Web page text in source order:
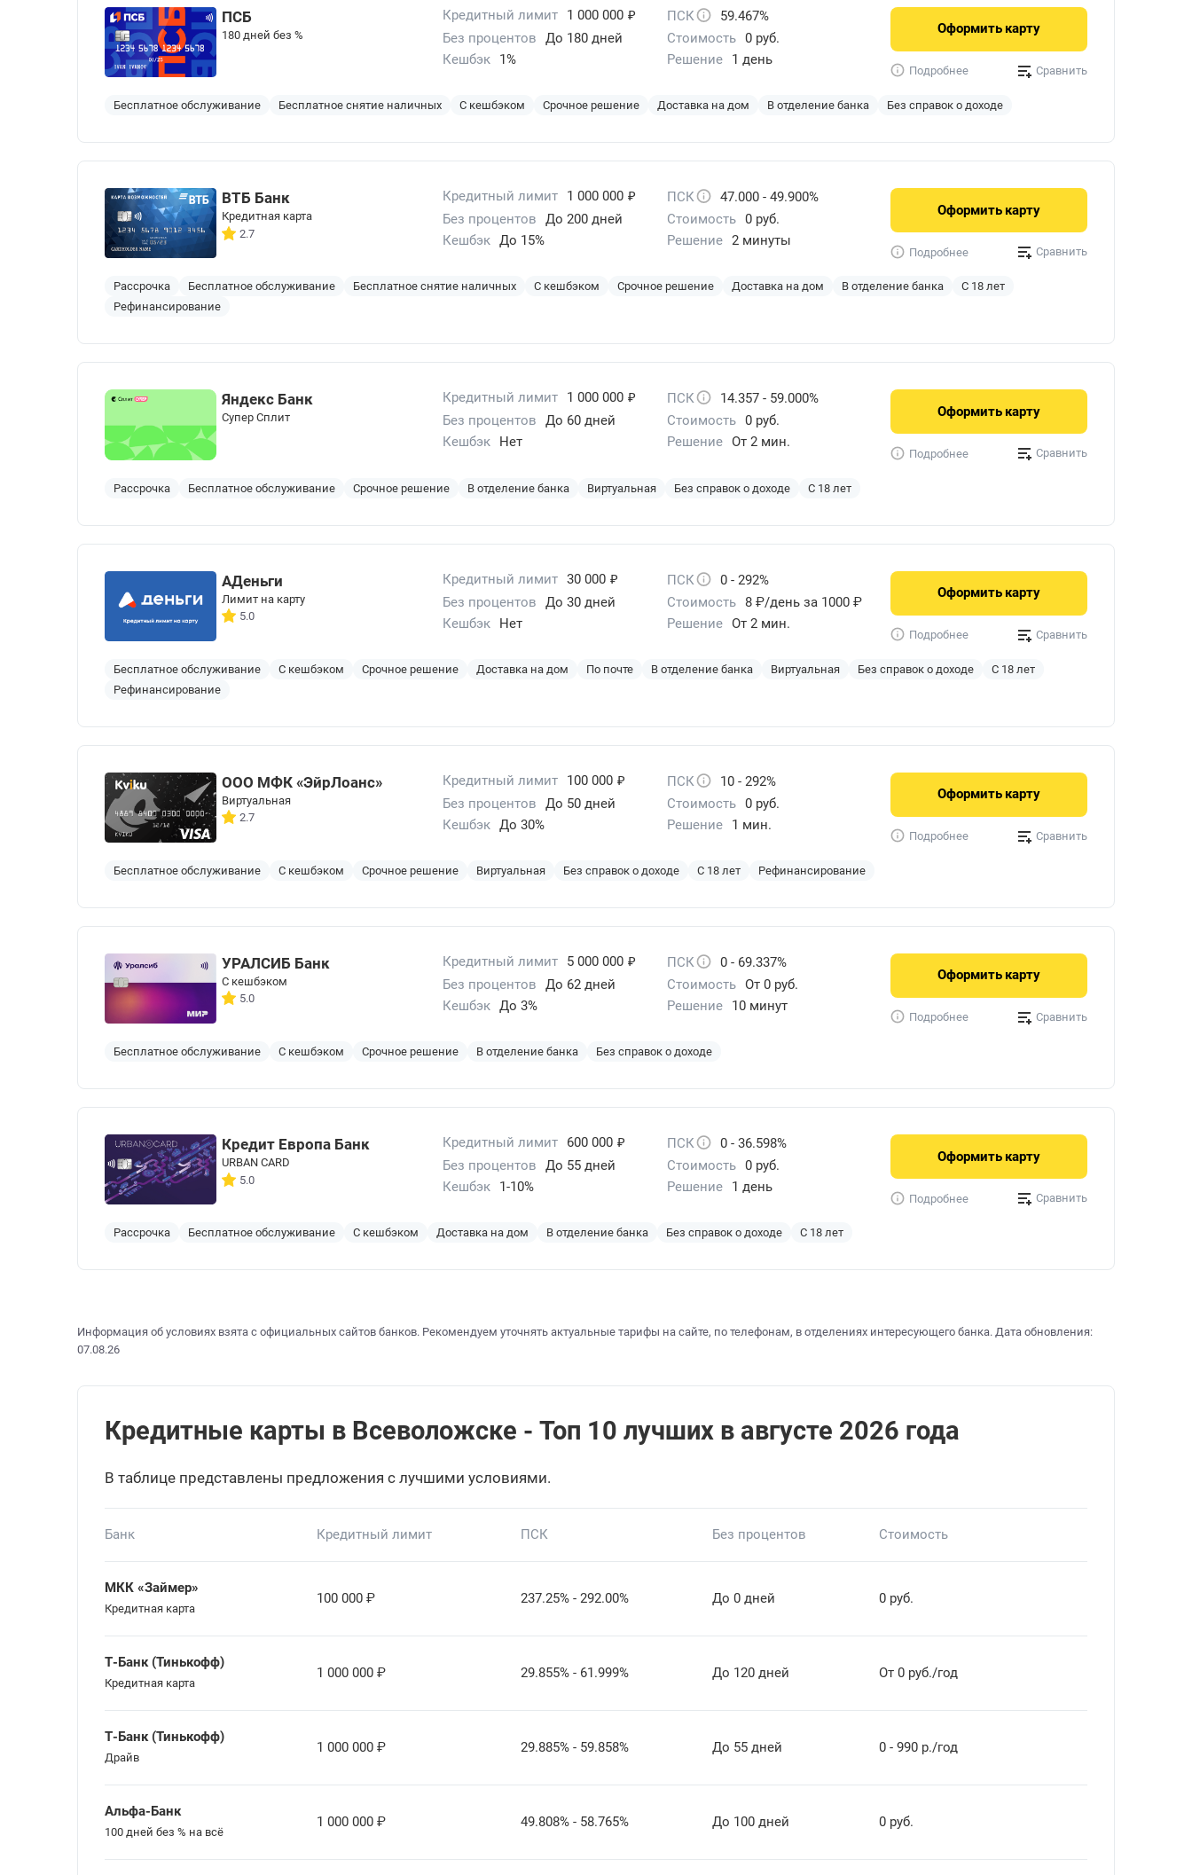
ПСБ
180 дней без %
Кредитный лимит 1 000 000 ₽ ПСК
59.467%
Без процентов
До 180 дней Стоимость 0 руб.
Кешбэк
1% Решение 1 день
Бесплатное обслуживание Бесплатное снятие наличных С кешбэком Срочное решение Доставка на дом В отделение банка Без справок о доходе
Оформить карту
Подробнее Сравнить
ВТБ Банк
Кредитная карта
2.7
Кредитный лимит 1 000 000 ₽ ПСК
47.000 - 49.900%
Без процентов
До 200 дней Стоимость 0 руб.
Кешбэк До 15% Решение 2 минуты
Рассрочка Бесплатное обслуживание Бесплатное снятие наличных С кешбэком Срочное решение Доставка на дом В отделение банка
С 18 лет
Рефинансирование
Оформить карту
Подробнее Сравнить
Яндекс Банк
Cупер Сплит
Кредитный лимит 1 000 000 ₽ ПСК
14.357 - 59.000%
Без процентов
До 60 дней Стоимость 0 руб.
Кешбэк
Нет Решение От 2 мин.
Рассрочка Бесплатное обслуживание Срочное решение В отделение банка Виртуальная Без справок о доходе С 18 лет
Оформить карту
Подробнее Сравнить
АДеньги
Лимит на карту
5.0
Кредитный лимит 30 000 ₽ ПСК
0 - 292%
Без процентов
До 30 дней Стоимость
8 ₽/день за 1000 ₽
Кешбэк
Нет Решение От 2 мин.
Бесплатное обслуживание С кешбэком Срочное решение Доставка на дом По почте В отделение банка Виртуальная Без справок о доходе
С 18 лет
Рефинансирование
Оформить карту
Подробнее Сравнить
ООО МФК «ЭйрЛоанс»
Виртуальная
2.7
Кредитный лимит 100 000 ₽ ПСК
10 - 292%
Без процентов
До 50 дней Стоимость 0 руб.
Кешбэк До 30% Решение 1 мин.
Бесплатное обслуживание С кешбэком Срочное решение Виртуальная Без справок о доходе С 18 лет Рефинансирование
Оформить карту
Подробнее Сравнить
УРАЛСИБ Банк
С кешбэком
5.0
Кредитный лимит 5 000 000 ₽ ПСК
0 - 69.337%
Без процентов
До 62 дней Стоимость От 0 руб.
Кешбэк До 3% Решение 10 минут
Бесплатное обслуживание С кешбэком Срочное решение В отделение банка Без справок о доходе
Оформить карту
Подробнее Сравнить
Кредит Европа Банк
URBAN CARD
5.0
Кредитный лимит 600 000 ₽ ПСК
0 - 36.598%
Без процентов
До 55 дней Стоимость 0 руб.
Кешбэк
1-10% Решение 1 день
Рассрочка Бесплатное обслуживание С кешбэком Доставка на дом В отделение банка Без справок о доходе С 18 лет
Оформить карту
Подробнее Сравнить
Информация об условиях взята с официальных сайтов банков. Рекомендуем уточнять актуальные тарифы на сайте, по телефонам, в отделениях интересующего банка. Дата обновления:
07.08.26
Кредитные карты в Всеволожске - Топ 10 лучших в августе 2026 года
В таблице представлены предложения с лучшими условиями.
Банк Кредитный лимит ПСК Без процентов Стоимость
МКК «Займер»
Кредитная карта
100 000 ₽ 237.25% - 292.00% До 0 дней 0 руб.
Т-Банк (Тинькофф)
Кредитная карта
1 000 000 ₽ 29.855% - 61.999% До 120 дней От 0 руб./год
Т-Банк (Тинькофф)
Драйв
1 000 000 ₽ 29.885% - 59.858% До 55 дней 0 - 990 р./год
Альфа-Банк
100 дней без % на всё
1 000 000 ₽ 49.808% - 58.765% До 100 дней 0 руб.